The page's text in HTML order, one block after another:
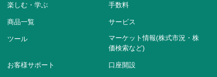
楽しむ・学ぶ 手数料
商品一覧 サービス
ツール
マーケット情報(株式市況・株
価検索など)
お客様サポート 口座開設